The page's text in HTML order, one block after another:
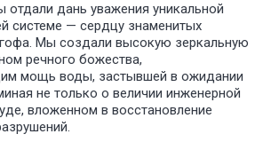
объект
мощь
отдали дань уважения уникальной
системе — сердцу знаменитых
Мы создали высокую зеркальную
речного божества,
мощь воды, застывшей в ожидании
не только о величии инженерной
вложенном в восстановление